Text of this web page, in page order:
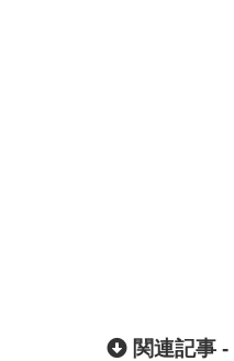
関連記事 -